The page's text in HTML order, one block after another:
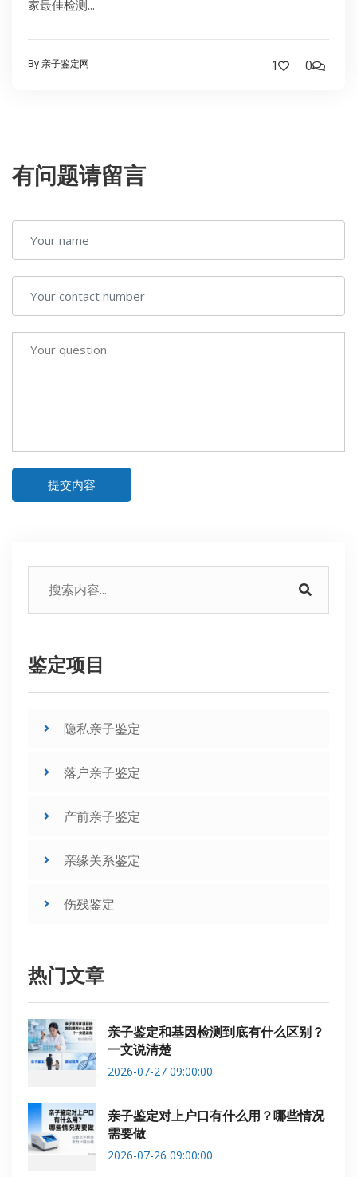
家最佳检测...
By 亲子鉴定网 1 0
有问题请留言
提交内容
鉴定项目
隐私亲子鉴定
落户亲子鉴定
产前亲子鉴定
亲缘关系鉴定
伤残鉴定
热门文章
亲子鉴定和基因检测到底有什么区别？
一文说清楚
2026-07-27 09:00:00
亲子鉴定对上户口有什么用？哪些情况
需要做
2026-07-26 09:00:00